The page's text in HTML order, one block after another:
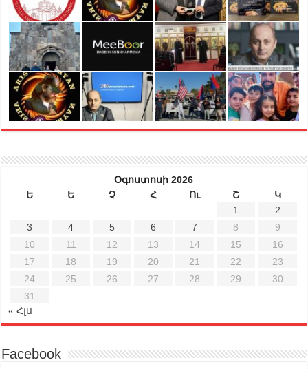
Օգոստոսի 2026
Ե
Ե Չ Հ Ու Շ
Կ
1
2
3
4 5 6 7 8
9
10
11 12 13 14 15
16
17
18 19 20 21 22
23
24
25 26 27 28 29
30
31
« Հլս
Facebook